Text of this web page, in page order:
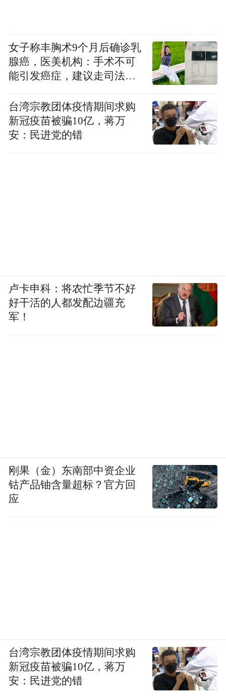
女子称丰胸术9个月后确诊乳
腺癌，医美机构：手术不可
能引发癌症，建议走司法途
台湾宗教团体疫情期间求购
新冠疫苗被骗10亿，蒋万
安：民进党的错
卢卡申科：将农忙季节不好
好干活的人都发配边疆充
军！
刚果（金）东南部中资企业
钴产品铀含量超标？官方回
应
台湾宗教团体疫情期间求购
新冠疫苗被骗10亿，蒋万
安：民进党的错